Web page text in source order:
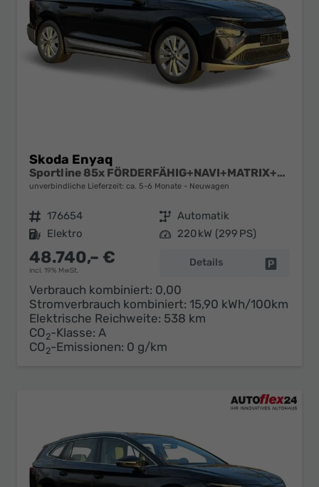
Skoda Enyaq
Sportline 85x FÖRDERFÄHIG+NAVI+MATRIX+EL. HECKKL.+ACC+KAMERA+20" ALU
unverbindliche Lieferzeit: ca. 5-6 Monate Neuwagen
Fahrzeugnr. 176654 Getriebe Automatik
Kraftstoff Elektro Leistung 220 kW (299 PS)
48.740,– €
incl. 19% MwSt.
Details
Verbrauch kombiniert: 0,00
Stromverbrauch kombiniert: 15,90 kWh/100km
Elektrische Reichweite: 538 km
CO2-Klasse: A
CO2-Emissionen: 0 g/km